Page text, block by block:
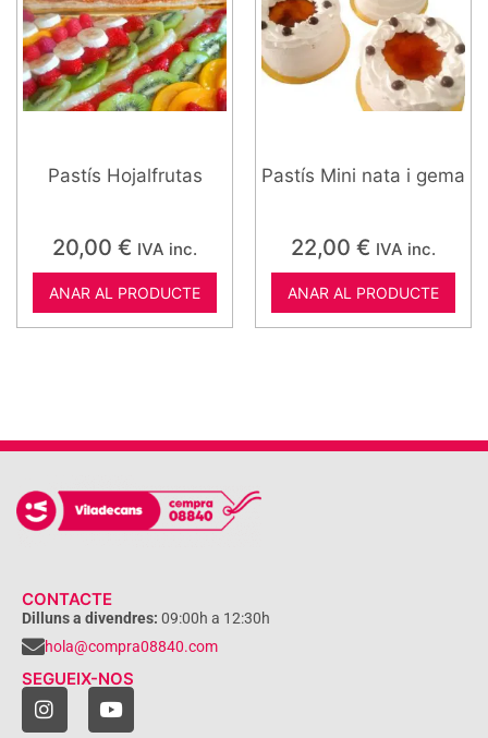
Pastís Hojalfrutas
20,00 € IVA inc.
ANAR AL PRODUCTE
Pastís Mini nata i gema
22,00 € IVA inc.
ANAR AL PRODUCTE
CONTACTE
Dilluns a divendres: 09:00h a 12:30h
hola@compra08840.com
SEGUEIX-NOS